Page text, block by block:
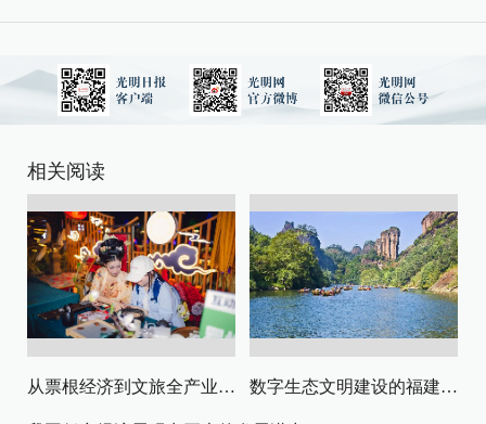
相关阅读
从票根经济到文旅全产业链升级 数字生态文明建设的福建路径与启示